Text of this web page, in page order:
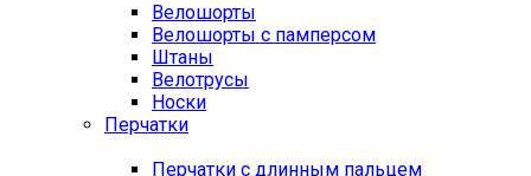
Велошорты
Велошорты с памперсом
Штаны
Велотрусы
Носки
Перчатки
Перчатки с длинным пальцем